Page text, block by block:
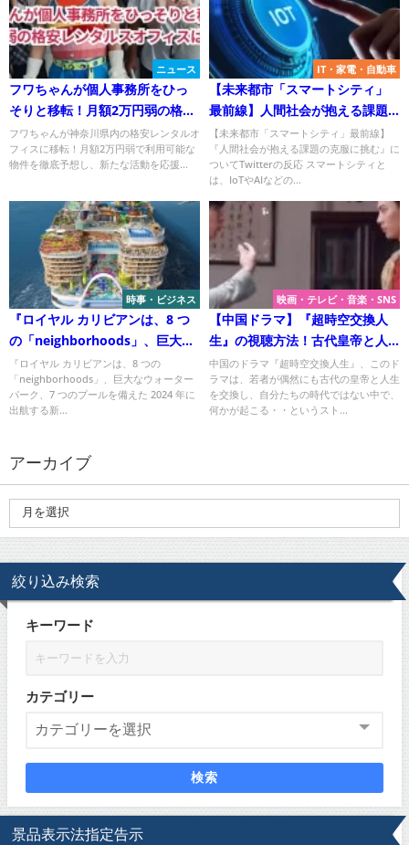
ニュース
フワちゃんが個人事務所をひっ
そりと移転！月額2万円弱の格安
レンタルスオフィスはどこ？
フワちゃんが神奈川県内の格安レンタルオ
フィスに移転！月額2万円弱で利用可能な
物件を徹底予想し、新たな活動を応援...
IT・家電・自動車
【未来都市「スマートシティ」
最前線】人間社会が抱える課題
の克服に挑む
【未来都市「スマートシティ」最前線】
『人間社会が抱える課題の克服に挑む』に
ついてTwitterの反応 スマートシティと
は、IoTやAIなどの...
時事・ビジネス
『ロイヤル カリビアンは、8 つ
の「neighborhoods」、巨大な
ウォーター パーク、7 つのプー
ルを備えた 2024 年に出航する新
しい世界最大のクルーズ船を発
『ロイヤル カリビアンは、8 つの
「neighborhoods」、巨大なウォーター
パーク、7 つのプールを備えた 2024 年に
出航する新...
映画・テレビ・音楽・SNS
【中国ドラマ】『超時空交換人
生』の視聴方法！古代皇帝と人
生を交換！
中国のドラマ『超時空交換人生』、このド
ラマは、若者が偶然にも古代の皇帝と人生
を交換し、自分たちの時代ではない中で、
何かが起こる・・というスト...
アーカイブ
絞り込み検索
キーワード
カテゴリー
検索
景品表示法指定告示